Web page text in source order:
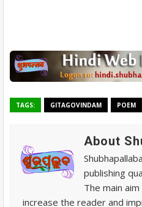
TAGS: GITAGOVINDAM POEM
About
publishing
The main
increase the reader and